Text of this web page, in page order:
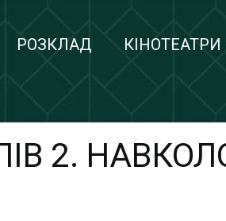
РОЗКЛАД КІНОТЕАТРИ
2.